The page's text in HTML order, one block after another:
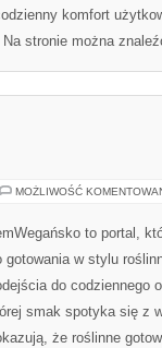
komfort
stronie można
MOŻLIWOŚĆ
to portal,
gotowania w stylu
do codziennego
smak spotyka się z
że roślinne